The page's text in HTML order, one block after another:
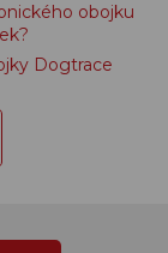
obojku
Dogtrace